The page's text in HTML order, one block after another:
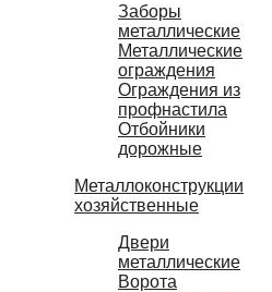
Заборы
металлические
Металлические
ограждения
Ограждения из
профнастила
Отбойники
дорожные
Металлоконструкции
хозяйственные
Двери
металлические
Ворота